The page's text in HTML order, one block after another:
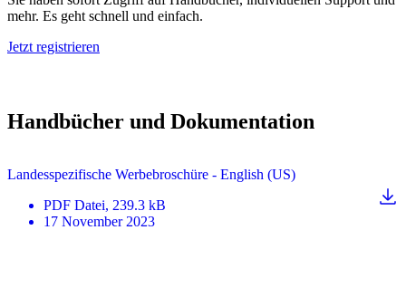
mehr. Es geht schnell und einfach.
Jetzt registrieren
Handbücher und Dokumentation
Landesspezifische Werbebroschüre - English (US)
PDF Datei, 239.3 kB
17 November 2023